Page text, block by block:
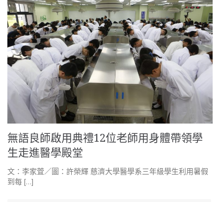
無語良師啟用典禮12位老師用身體帶領學
生走進醫學殿堂
文：李家萓／圖：許榮輝 慈濟大學醫學系三年級學生利用暑假
到每 […]